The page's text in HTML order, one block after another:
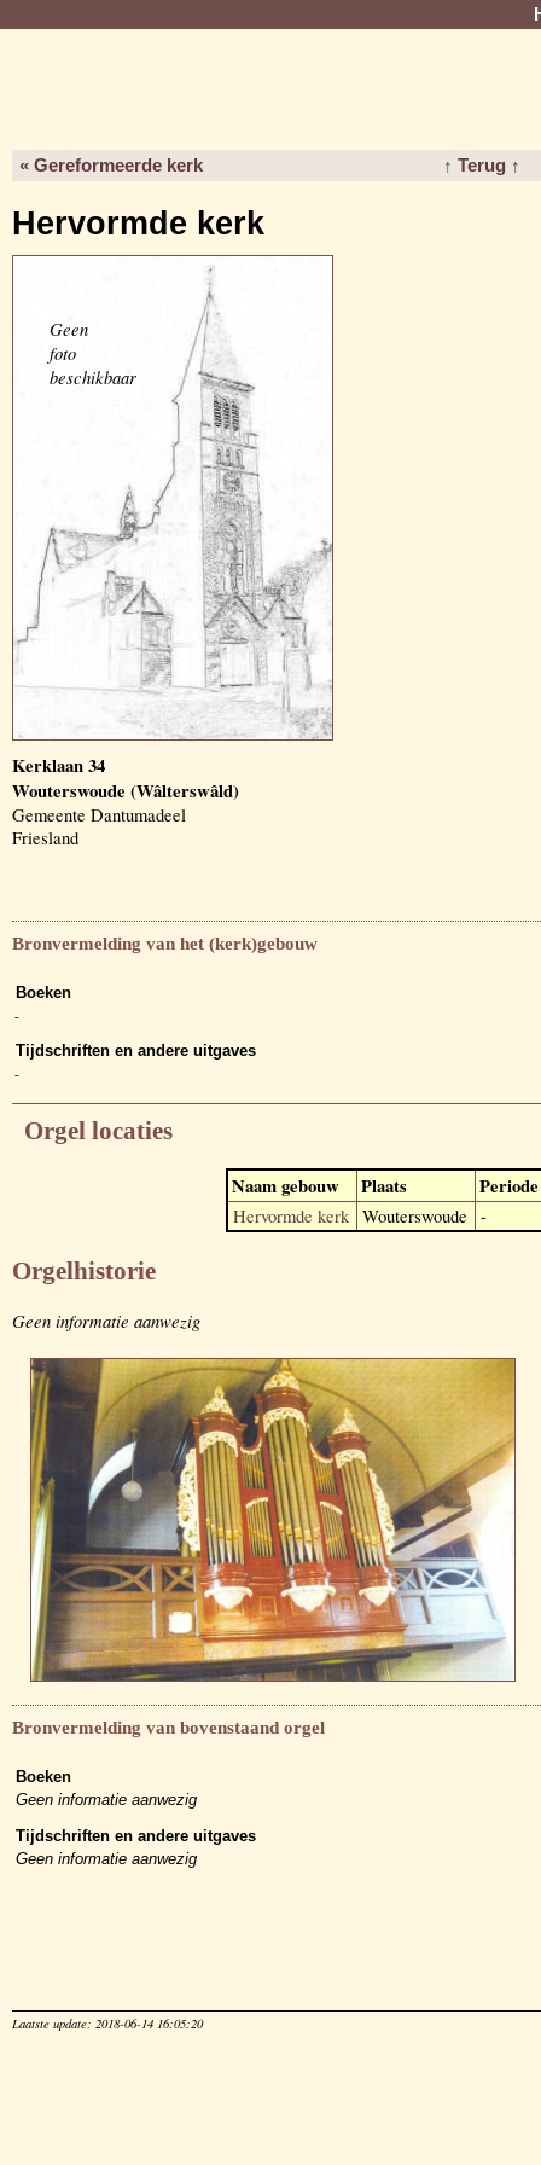
« Gereformeerde kerk ↑ Terug ↑
Hervormde kerk
Geen
foto
beschikbaar
Kerklaan 34
Wouterswoude (Wâlterswâld)
Gemeente Dantumadeel
Friesland
Bronvermelding van het (kerk)gebouw
Boeken
-
Tijdschriften en andere uitgaves
-
Orgel locaties
Naam gebouw Plaats Periode
Hervormde kerk Wouterswoude -
Orgelhistorie
Geen informatie aanwezig
Bronvermelding van bovenstaand orgel
Boeken
Geen informatie aanwezig
Tijdschriften en andere uitgaves
Geen informatie aanwezig
Laatste update: 2018-06-14 16:05:20